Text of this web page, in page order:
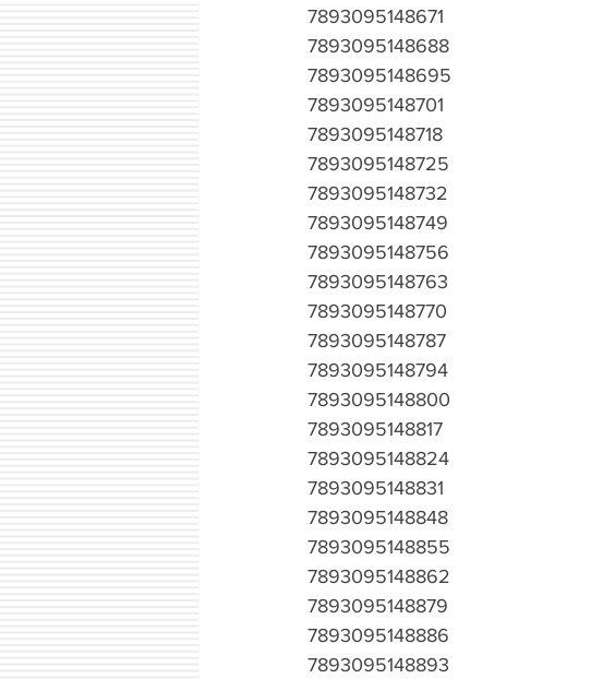
7893095148671
7893095148688
7893095148695
7893095148701
7893095148718
7893095148725
7893095148732
7893095148749
7893095148756
7893095148763
7893095148770
7893095148787
7893095148794
7893095148800
7893095148817
7893095148824
7893095148831
7893095148848
7893095148855
7893095148862
7893095148879
7893095148886
7893095148893